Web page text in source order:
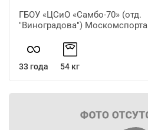
ГБОУ «ЦСиО «Самбо-70» (отд.
"Виноградова") Москомспорта
33 года 54 кг